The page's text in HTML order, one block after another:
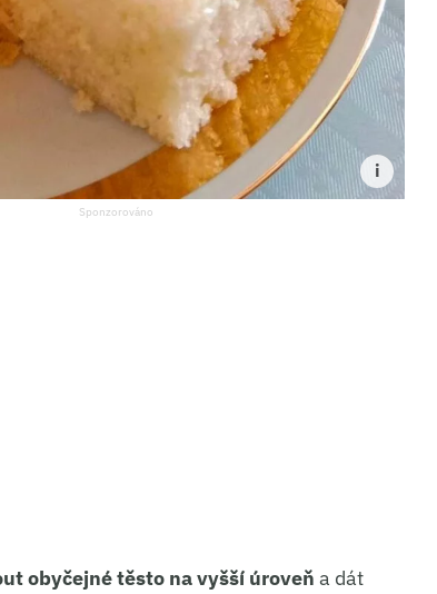
obyčejné těsto na vyšší úroveň a dát